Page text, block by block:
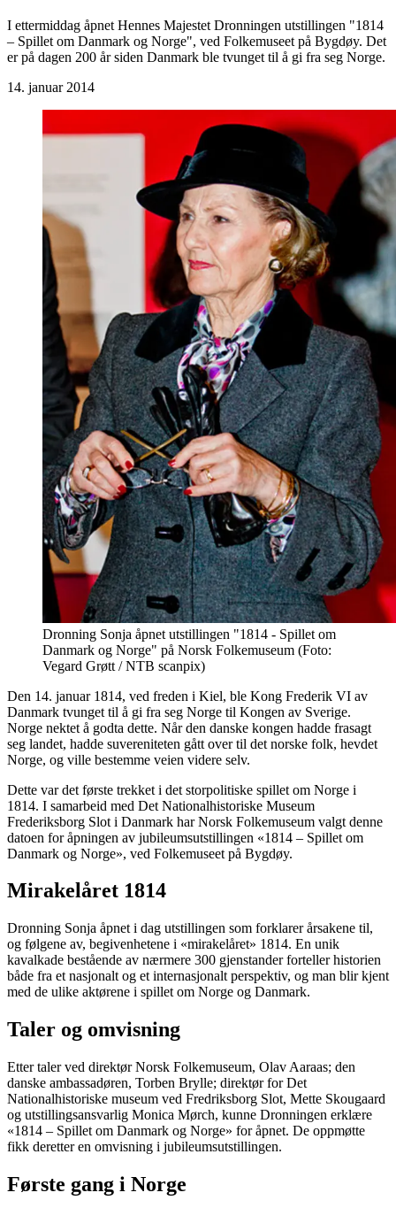
I ettermiddag åpnet Hennes Majestet Dronningen utstillingen "1814
– Spillet om Danmark og Norge", ved Folkemuseet på Bygdøy. Det
er på dagen 200 år siden Danmark ble tvunget til å gi fra seg Norge.
14. januar 2014
Dronning Sonja åpnet utstillingen "1814 - Spillet om
Danmark og Norge" på Norsk Folkemuseum (Foto:
Vegard Grøtt / NTB scanpix)
Den 14. januar 1814, ved freden i Kiel, ble Kong Frederik VI av
Danmark tvunget til å gi fra seg Norge til Kongen av Sverige.
Norge nektet å godta dette. Når den danske kongen hadde frasagt
seg landet, hadde suvereniteten gått over til det norske folk, hevdet
Norge, og ville bestemme veien videre selv.
Dette var det første trekket i det storpolitiske spillet om Norge i
1814. I samarbeid med Det Nationalhistoriske Museum
Frederiksborg Slot i Danmark har Norsk Folkemuseum valgt denne
datoen for åpningen av jubileumsutstillingen «1814 – Spillet om
Danmark og Norge», ved Folkemuseet på Bygdøy.
Mirakelåret 1814
Dronning Sonja åpnet i dag utstillingen som forklarer årsakene til,
og følgene av, begivenhetene i «mirakelåret» 1814. En unik
kavalkade bestående av nærmere 300 gjenstander forteller historien
både fra et nasjonalt og et internasjonalt perspektiv, og man blir kjent
med de ulike aktørene i spillet om Norge og Danmark.
Taler og omvisning
Etter taler ved direktør Norsk Folkemuseum, Olav Aaraas; den
danske ambassadøren, Torben Brylle; direktør for Det
Nationalhistoriske museum ved Fredriksborg Slot, Mette Skougaard
og utstillingsansvarlig Monica Mørch, kunne Dronningen erklære
«1814 – Spillet om Danmark og Norge» for åpnet. De oppmøtte
fikk deretter en omvisning i jubileumsutstillingen.
Første gang i Norge